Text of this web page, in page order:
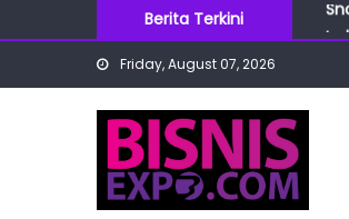
to
Berita Terkini
Friday, August 07, 2026